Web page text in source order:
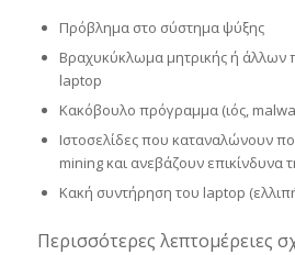
Πρόβλημα στο σύστημα ψύξης
Βραχυκύκλωμα μητρικής ή άλλων
laptop
Κακόβουλο πρόγραμμα (ιός,
Ιστοσελίδες που καταναλώνουν
mining και ανεβάζουν επικίνδυνα
Κακή συντήρηση του laptop
Περισσότερες λεπτομέρειες